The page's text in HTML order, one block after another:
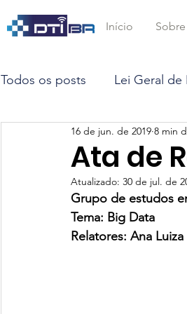
Início Sobre
Todos os posts Lei Geral
Marco Civil da Internet
Opinião Inteligência
Ata de
16 de jun. de 2019 8 min
Atualizado: 30 de jul. de
Grupo de estudos
Tema: Big Data
Relatores: Ana